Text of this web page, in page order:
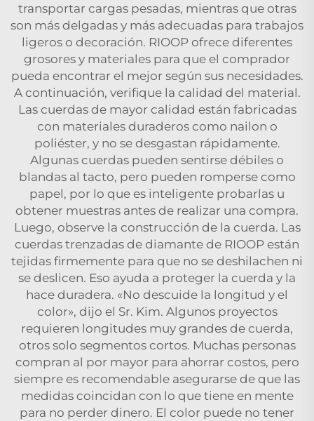
transportar cargas pesadas, mientras que otras
son más delgadas y más adecuadas para trabajos
ligeros o decoración. RIOOP ofrece diferentes
grosores y materiales para que el comprador
pueda encontrar el mejor según sus necesidades.
A continuación, verifique la calidad del material.
Las cuerdas de mayor calidad están fabricadas
con materiales duraderos como nailon o
poliéster, y no se desgastan rápidamente.
Algunas cuerdas pueden sentirse débiles o
blandas al tacto, pero pueden romperse como
papel, por lo que es inteligente probarlas u
obtener muestras antes de realizar una compra.
Luego, observe la construcción de la cuerda. Las
cuerdas trenzadas de diamante de RIOOP están
tejidas firmemente para que no se deshilachen ni
se deslicen. Eso ayuda a proteger la cuerda y la
hace duradera. «No descuide la longitud y el
color», dijo el Sr. Kim. Algunos proyectos
requieren longitudes muy grandes de cuerda,
otros solo segmentos cortos. Muchas personas
compran al por mayor para ahorrar costos, pero
siempre es recomendable asegurarse de que las
medidas coincidan con lo que tiene en mente
para no perder dinero. El color puede no tener